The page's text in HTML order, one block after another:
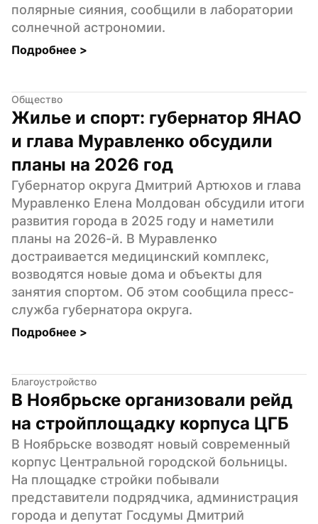
полярные сияния, сообщили в лаборатории
солнечной астрономии.
Подробнее >
Общество
Жилье и спорт: губернатор ЯНАО
и глава Муравленко обсудили
планы на 2026 год
Губернатор округа Дмитрий Артюхов и глава
Муравленко Елена Молдован обсудили итоги
развития города в 2025 году и наметили
планы на 2026-й. В Муравленко
достраивается медицинский комплекс,
возводятся новые дома и объекты для
занятия спортом. Об этом сообщила пресс-
служба губернатора округа.
Подробнее >
Благоустройство
В Ноябрьске организовали рейд
на стройплощадку корпуса ЦГБ
В Ноябрьске возводят новый современный
корпус Центральной городской больницы.
На площадке стройки побывали
представители подрядчика, администрация
города и депутат Госдумы Дмитрий